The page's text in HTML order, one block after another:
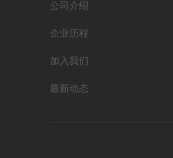
公司介绍
企业历程
加入我们
最新动态